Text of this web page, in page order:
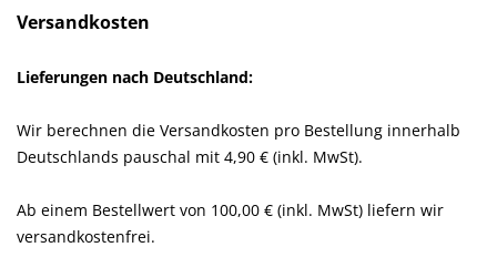
Versandkosten
Lieferungen nach Deutschland:
Wir berechnen die Versandkosten pro Bestellung innerhalb
Deutschlands pauschal mit 4,90 € (inkl. MwSt).
Ab einem Bestellwert von 100,00 € (inkl. MwSt) liefern wir
versandkostenfrei.